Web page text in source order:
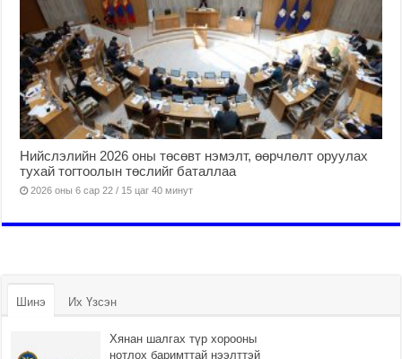
Нийслэлийн 2026 оны төсөвт нэмэлт, өөрчлөлт оруулах
тухай тогтоолын төслийг баталлаа
2026 оны 6 сар 22 / 15 цаг 40 минут
Шинэ Их Үзсэн
Хянан шалгах түр хорооны
нотлох баримттай нээлттэй